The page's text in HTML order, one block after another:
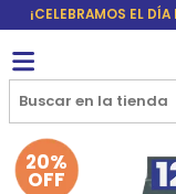
¡CELEBRAMOS EL
20%
OFF